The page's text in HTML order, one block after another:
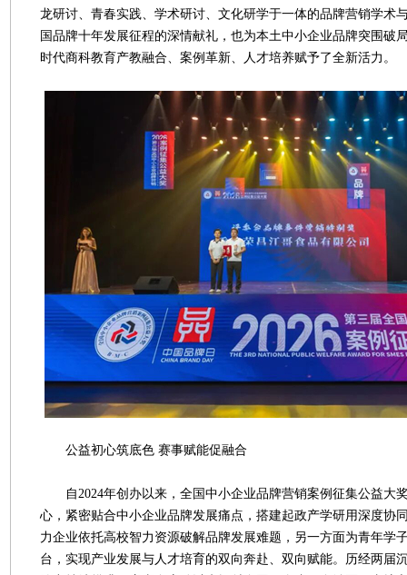
龙研讨、青春实践、学术研讨、文化研学于一体的品牌营销学术
国品牌十年发展征程的深情献礼，也为本土中小企业品牌突围破
时代商科教育产教融合、案例革新、人才培养赋予了全新活力。
公益初心筑底色 赛事赋能促融合
自2024年创办以来，全国中小企业品牌营销案例征集公益大
心，紧密贴合中小企业品牌发展痛点，搭建起政产学研用深度协
力企业依托高校智力资源破解品牌发展难题，另一方面为青年学
台，实现产业发展与人才培育的双向奔赴、双向赋能。历经两届